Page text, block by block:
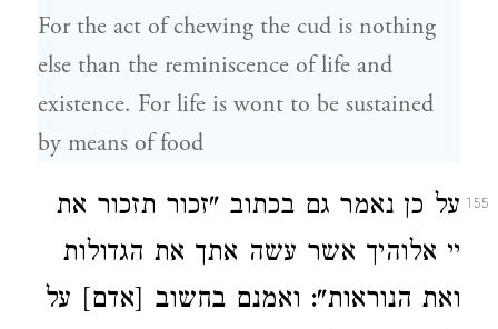
For the act of chewing the cud is nothing
else than the reminiscence of life and
existence. For life is wont to be sustained
by means of food
155 על כן נאמר גם בכתוב "זכור תזכור את
יי אלוהיך אשר עשה אתך את הגדולות
ואת הנוראות": ואמנם בחשוב [אדם] על